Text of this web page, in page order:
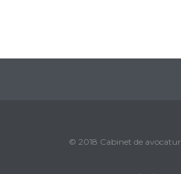
© 2018 Cabinet de